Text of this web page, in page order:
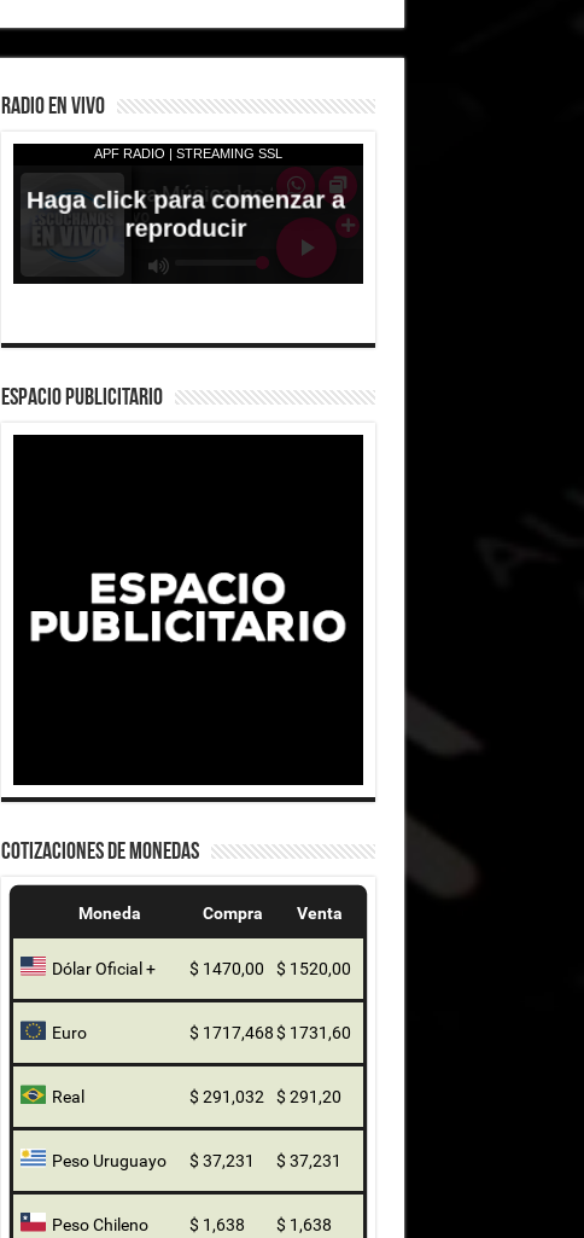
RADIO EN VIVO
ESPACIO PUBLICITARIO
COTIZACIONES DE MONEDAS
Moneda Compra Venta
Dólar Oficial + $ 1470,00 $ 1520,00
Euro $ 1717,468$ 1731,60
Real $ 291,032 $ 291,20
Peso Uruguayo $ 37,231 $ 37,231
Peso Chileno $ 1,638 $ 1,638